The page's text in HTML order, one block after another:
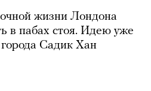
жизни Лондона
в пабах стоя. Идею уже
Садик Хан